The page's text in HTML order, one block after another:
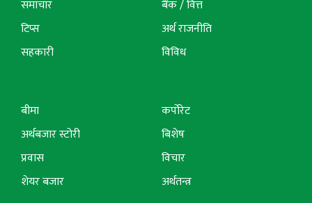
समाचार
टिप्स
सहकारी
बैंक / वित्त
अर्थ राजनीति
विविध
बीमा
अर्थबजार स्टोरी
प्रवास
शेयर बजार
कर्पोरेट
बिशेष
विचार
अर्थतन्त्र